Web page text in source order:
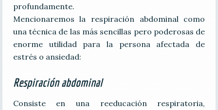
profundamente.
Mencionaremos la respiración abdominal como
una técnica de las más sencillas pero poderosas de
enorme utilidad para la persona afectada de
estrés o ansiedad:
Respiración abdominal
Consiste en una reeducación respiratoria,